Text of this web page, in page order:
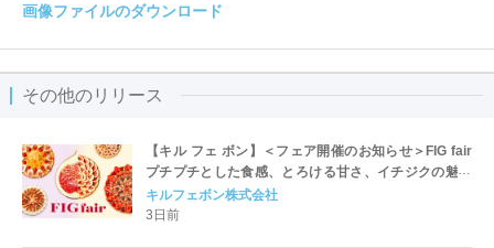
画像ファイルのダウンロード
その他のリリース
【キル フェ ボン】＜フェア開催のお知らせ＞FIG fair
プチプチとした食感、とろける甘さ、イチジクの魅力
をたっぷりと。新作を含め、イチジク尽くしの全4種が
登場8月20日（木）スタート
キルフェボン株式会社
3日前